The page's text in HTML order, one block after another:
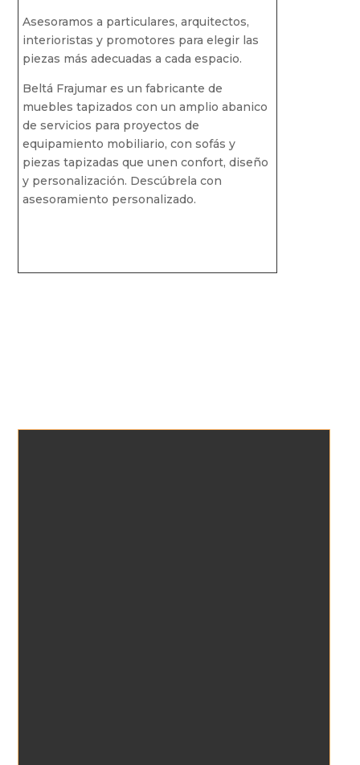
Asesoramos a particulares, arquitectos,
interioristas y promotores para elegir las
piezas más adecuadas a cada espacio.
Beltá Frajumar es un fabricante de
muebles tapizados con un amplio abanico
de servicios para proyectos de
equipamiento mobiliario, con sofás y
piezas tapizadas que unen confort, diseño
y personalización. Descúbrela con
asesoramiento personalizado.